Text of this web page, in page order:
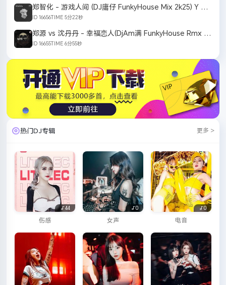
郑智化 - 游戏人间 (DJ庸仔 FunkyHouse Mix 2k25) Y ZZH
ID 16656TIME 5分22秒
郑源 vs 沈丹丹 - 幸福恋人(DjAm满 FunkyHouse Rmx 2k25)
ID 16655TIME 6分55秒
热门DJ专辑 更多 >
44
伤感
0
女声
0
电音